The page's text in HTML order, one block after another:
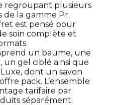
regroupant plusieurs
la gamme Pr.
est pensé pour
soin complète et
un baume, une
un gel ciblé ainsi que
dont un savon
pack. L’ensemble
tarifaire par
séparément.